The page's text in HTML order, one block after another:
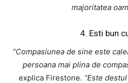
majoritatea
4. Esti bun
“Compasiunea de sine este
persoana mai plina de
explica Firestone. “Este